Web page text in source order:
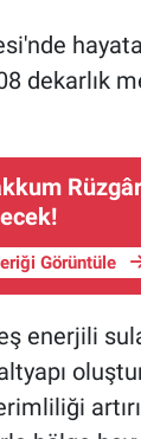
dekarlık
Görüntüle
enerjili